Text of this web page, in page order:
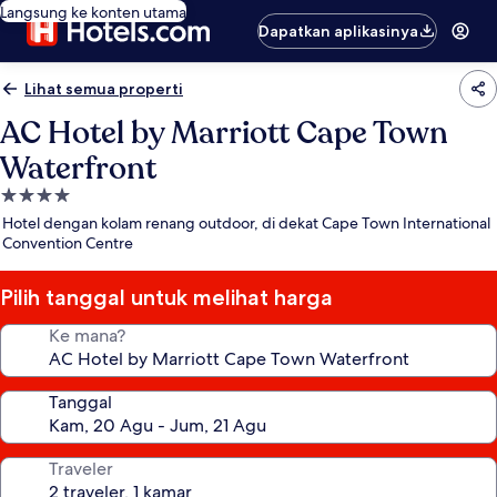
Langsung ke konten utama
Dapatkan aplikasinya
Lihat semua properti
AC Hotel by Marriott Cape Town
Waterfront
Properti
bintang
4.0
Hotel dengan kolam renang outdoor, di dekat Cape Town International
Convention Centre
Pilih tanggal untuk melihat harga
Ke mana?
Tanggal
Traveler